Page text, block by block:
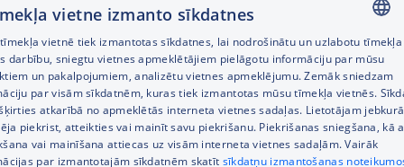
Noderīgas saites
LATVIAN
RUSSIAN
ENGLISH
vietne izmanto sīkdatnes
vietnē tiek izmantotas sīkdatnes, lai nodrošinātu un uzlabotu tīmekļa
darbību, sniegtu vietnes apmeklētājiem pielāgotu informāciju par mūsu
un pakalpojumiem, analizētu vietnes apmeklējumu. Zemāk sniedzam
par visām sīkdatnēm, kuras tiek izmantotas mūsu tīmekļa vietnēs.
atkarībā no apmeklētās interneta vietnes sadaļas. Lietotājam
piekrist, atteikties vai mainīt savu piekrišanu. Piekrišanas sniegšana, kā
vai mainīšana attiecas uz visām interneta vietnes sadaļām. Vairāk
par izmantotajām sīkdatnēm skatīt sīkdatņu izmantošanas